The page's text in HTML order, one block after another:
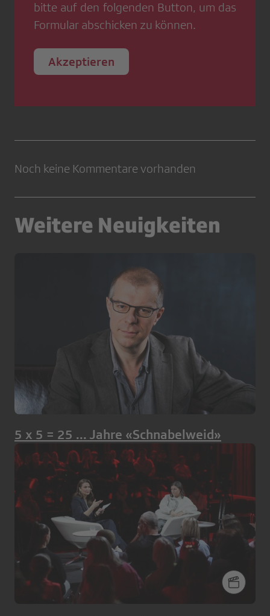
bitte auf den folgenden Button, um das
Formular abschicken zu können.
Akzeptieren
Noch keine Kommentare vorhanden
Weitere Neuigkeiten
5 x 5 = 25 ... Jahre «Schnabelweid»